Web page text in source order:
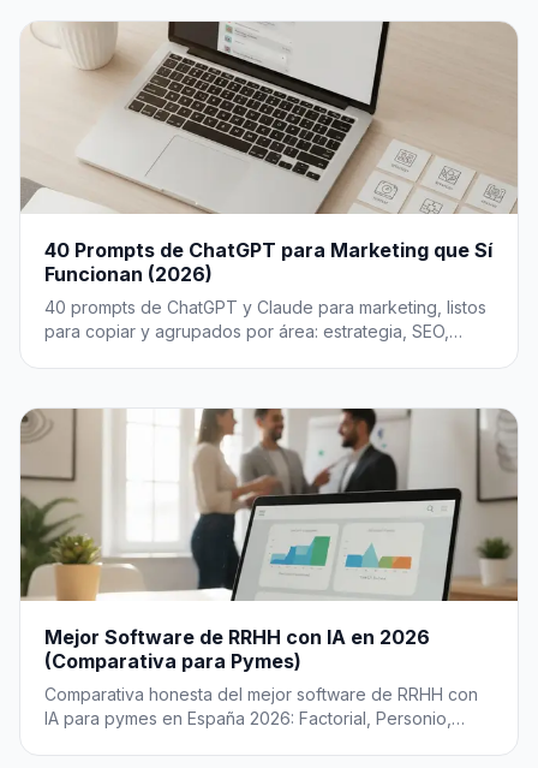
40 Prompts de ChatGPT para Marketing que Sí
Funcionan (2026)
40 prompts de ChatGPT y Claude para marketing, listos
para copiar y agrupados por área: estrategia, SEO,
Mejor Software de RRHH con IA en 2026
(Comparativa para Pymes)
Comparativa honesta del mejor software de RRHH con
IA para pymes en España 2026: Factorial, Personio,